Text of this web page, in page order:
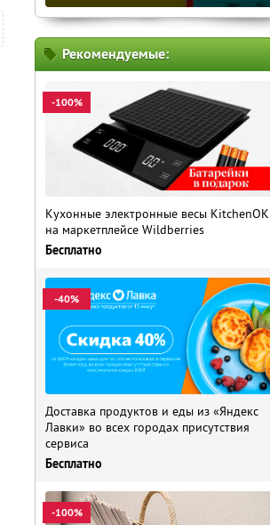
Рекомендуемые:
-100%
Кухонные электронные весы KitchenOK
на маркетплейсе Wildberries
Бесплатно
-40%
Доставка продуктов и еды из «Яндекс
Лавки» во всех городах присутствия
сервиса
Бесплатно
-100%